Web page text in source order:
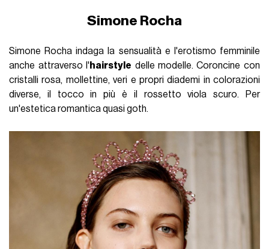
Simone Rocha
Simone Rocha indaga la sensualità e l'erotismo femminile
anche attraverso l' hairstyle delle modelle. Coroncine con
cristalli rosa, mollettine, veri e propri diademi in colorazioni
diverse, il tocco in più è il rossetto viola scuro. Per
un'estetica romantica quasi goth.